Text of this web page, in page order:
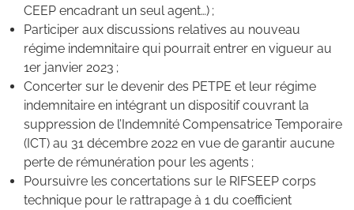
CEEP encadrant un seul agent…) ;
Participer aux discussions relatives au nouveau
régime indemnitaire qui pourrait entrer en vigueur au
1er janvier 2023 ;
Concerter sur le devenir des PETPE et leur régime
indemnitaire en intégrant un dispositif couvrant la
suppression de l’Indemnité Compensatrice Temporaire
(ICT) au 31 décembre 2022 en vue de garantir aucune
perte de rémunération pour les agents ;
Poursuivre les concertations sur le RIFSEEP corps
technique pour le rattrapage à 1 du coefficient